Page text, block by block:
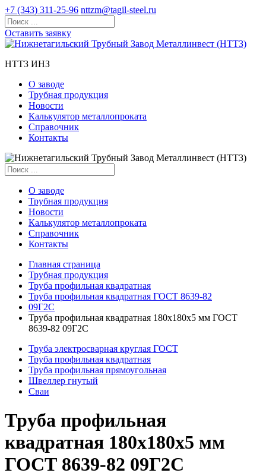
+7 (343) 311-25-96 nttzm@tagil-steel.ru
Оставить заявку
НТТЗ ИНЗ
О заводе
Трубная продукция
Новости
Калькулятор металлопроката
Справочник
Контакты
О заводе
Трубная продукция
Новости
Калькулятор металлопроката
Справочник
Контакты
Главная страница
Трубная продукция
Труба профильная квадратная
Труба профильная квадратная ГОСТ 8639-82
09Г2С
Труба профильная квадратная 180x180x5 мм ГОСТ
8639-82 09Г2С
Труба электросварная круглая ГОСТ
Труба профильная квадратная
Труба профильная прямоугольная
Швеллер гнутый
Сваи
Труба профильная
квадратная 180x180x5 мм
ГОСТ 8639-82 09Г2С